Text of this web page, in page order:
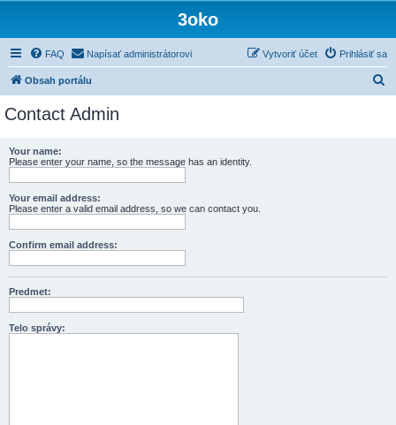
3oko
FAQ Napísať administrátorovi Prihlásiť sa
Vytvoriť účet
Obsah portálu
Contact Admin
Your name:
Please enter your name, so the message has an identity.
Your email address:
Please enter a valid email address, so we can contact you.
Confirm email address:
Predmet:
Telo správy: